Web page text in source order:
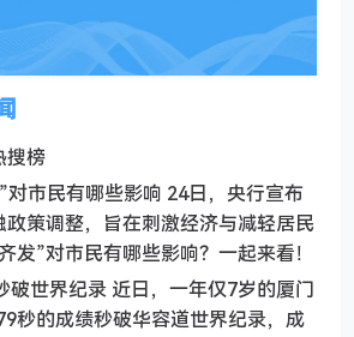
搜榜
对市民有哪些影响 24日，央行宣布
政策调整，旨在刺激经济与减轻居民
发”对市民有哪些影响？一起来看！
破世界纪录 近日，一年仅7岁的厦门
秒的成绩秒破华容道世界纪录，成